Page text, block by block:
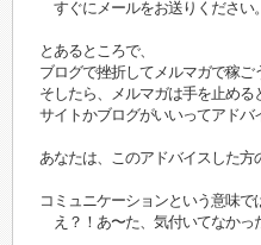
すぐにメールをお送りください。
とあるところで、
ブログで挫折してメルマガで稼ご
そしたら、メルマガは手を止める
サイトかブログがいいってアドバ
あなたは、このアドバイスした方
コミュニケーションという意味で
え？！あ〜た、気付いてなかっ